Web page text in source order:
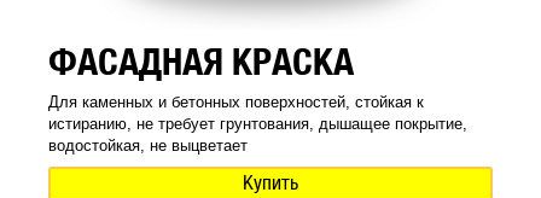
ФАСАДНАЯ КРАСКА
Для каменных и бетонных поверхностей, стойкая к
истиранию, не требует грунтования, дышащее покрытие,
водостойкая, не выцветает
Купить